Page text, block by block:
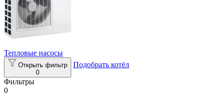
Тепловые насосы
Открыть фильтр
0
Подобрать котёл
Фильтры
0